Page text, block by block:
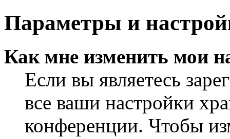
Параметры и
Как мне изменить мои
Если вы являетесь
все ваши настройки
конференции. Чтобы